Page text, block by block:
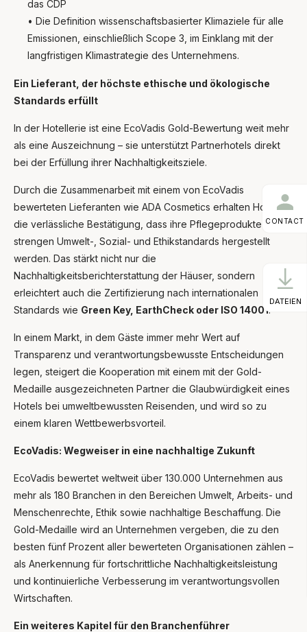
das CDP
• Die Definition wissenschaftsbasierter Klimaziele für alle
Emissionen, einschließlich Scope 3, im Einklang mit der
langfristigen Klimastrategie des Unternehmens.
Ein Lieferant, der höchste ethische und ökologische
Standards erfüllt
In der Hotellerie ist eine EcoVadis Gold-Bewertung weit mehr
als eine Auszeichnung – sie unterstützt Partnerhotels direkt
bei der Erfüllung ihrer Nachhaltigkeitsziele.
Durch die Zusammenarbeit mit einem von EcoVadis
bewerteten Lieferanten wie ADA Cosmetics erhalten Hotels
die verlässliche Bestätigung, dass ihre Pflegeprodukte unter
strengen Umwelt-, Sozial- und Ethikstandards hergestellt
werden. Das stärkt nicht nur die
Nachhaltigkeitsberichterstattung der Häuser, sondern
erleichtert auch die Zertifizierung nach internationalen
Standards wie Green Key, EarthCheck oder ISO 14001.
In einem Markt, in dem Gäste immer mehr Wert auf
Transparenz und verantwortungsbewusste Entscheidungen
legen, steigert die Kooperation mit einem mit der Gold-
Medaille ausgezeichneten Partner die Glaubwürdigkeit eines
Hotels bei umweltbewussten Reisenden, und wird so zu
einem klaren Wettbewerbsvorteil.
EcoVadis: Wegweiser in eine nachhaltige Zukunft
EcoVadis bewertet weltweit über 130.000 Unternehmen aus
mehr als 180 Branchen in den Bereichen Umwelt, Arbeits- und
Menschenrechte, Ethik sowie nachhaltige Beschaffung. Die
Gold-Medaille wird an Unternehmen vergeben, die zu den
besten fünf Prozent aller bewerteten Organisationen zählen –
als Anerkennung für fortschrittliche Nachhaltigkeitsleistung
und kontinuierliche Verbesserung im verantwortungsvollen
Wirtschaften.
Ein weiteres Kapitel für den Branchenführer
CONTACT
DATEIEN